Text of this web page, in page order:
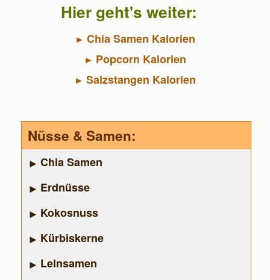
Hier geht's weiter:
Chia Samen Kalorien
Popcorn Kalorien
Salzstangen Kalorien
Nüsse & Samen:
Chia Samen
Erdnüsse
Kokosnuss
Kürbiskerne
Leinsamen